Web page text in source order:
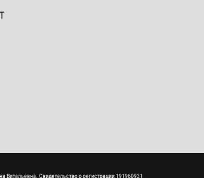
Витальевна. Свидетельство о регистрации 191960931